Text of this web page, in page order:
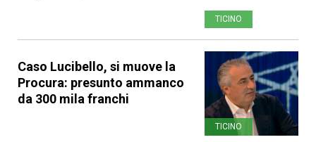
TICINO
Caso Lucibello, si muove la
Procura: presunto ammanco
da 300 mila franchi
TICINO